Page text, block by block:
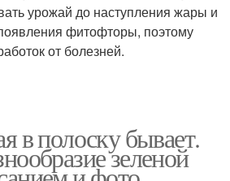
урожай до наступления жары и
фитофторы, поэтому
от болезней.
в полоску бывает.
зеленой